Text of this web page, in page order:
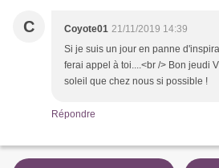
C Coyote01 21/11/2019 14:39
Si je suis un jour en panne
ferai appel à toi....<br /> Bon jeudi
soleil que chez nous si possible !
Répondre